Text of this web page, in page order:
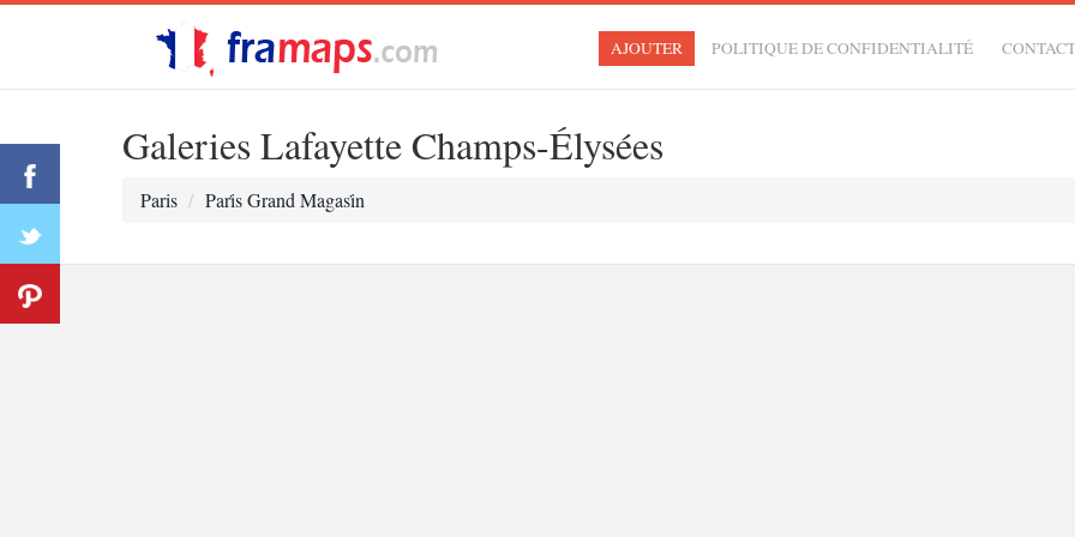
AJOUTER POLITIQUE DE CONFIDENTIALITÉ
Galeries Lafayette Champs-Élysées
Paris Pari̇s Grand Magasi̇n